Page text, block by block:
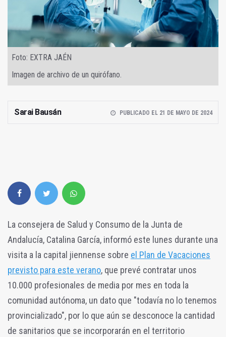
Foto: EXTRA JAÉN
Imagen de archivo de un quirófano.
Sarai Bausán PUBLICADO EL 21 DE MAYO DE 2024
La consejera de Salud y Consumo de la Junta de
Andalucía, Catalina García, informó este lunes durante una
visita a la capital jiennense sobre el Plan de Vacaciones
previsto para este verano, que prevé contratar unos
10.000 profesionales de media por mes en toda la
comunidad autónoma, un dato que "todavía no lo tenemos
provincializado", por lo que aún se desconoce la cantidad
de sanitarios que se incorporarán en el territorio